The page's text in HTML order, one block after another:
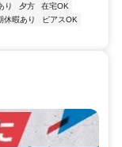
り 夕方
在宅OK
休暇あり
ピアスOK